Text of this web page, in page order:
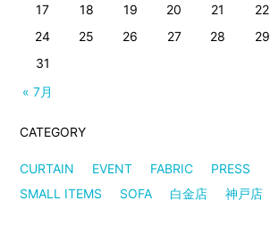
« 7月
17
18 19 20 21 22
24
25 26 27 28 29
31
CATEGORY
CURTAIN EVENT FABRIC
PRESS
SMALL ITEMS
SOFA 白金店 神戸店